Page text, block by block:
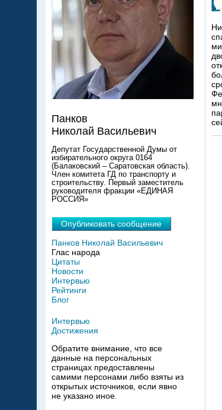
Панков
Николай Васильевич
Депутат Государственной Думы от
избирательного округа 0164
(Балаковский – Саратовская область).
Член комитета ГД по транспорту и
строительству. Первый заместитель
руководителя фракции «ЕДИНАЯ
РОССИЯ»
Опубликовать сообщение
Панков Николай Васильевич
Глас народа
Цитаты
Новости
Интервью
Рейтинги
Блог
Интервью
Достижения
Обратите внимание, что все
данные на персональных
страницах предоставлены
самими персонами либо взяты из
открытых источников, если явно
не указано иное.